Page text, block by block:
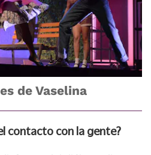
de Vaselina
contacto con la gente?